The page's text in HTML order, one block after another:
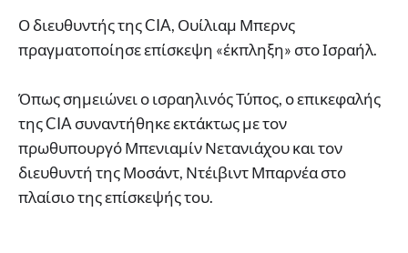
Ο διευθυντής της CIA, Ουίλιαμ Μπερνς
πραγματοποίησε επίσκεψη «έκπληξη» στο Ισραήλ.
Όπως σημειώνει ο ισραηλινός Τύπος, ο επικεφαλής
της CIA συναντήθηκε εκτάκτως με τον
πρωθυπουργό Μπενιαμίν Νετανιάχου και τον
διευθυντή της Μοσάντ, Ντέιβιντ Μπαρνέα στο
πλαίσιο της επίσκεψής του.